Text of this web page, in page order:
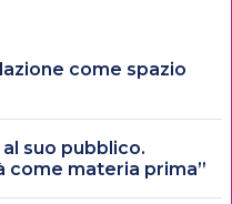
come spazio
suo pubblico.
come materia prima”